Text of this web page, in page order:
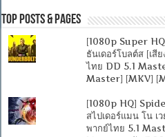
Top Posts & Pages
[1080p Super
ธันเดอร์โบลต์ส [เ
ไทย DD 5.1
Master] [MKV]
[1080p HQ]
สไปเดอร์แมน โน เ
พากย์ไทย 5.1